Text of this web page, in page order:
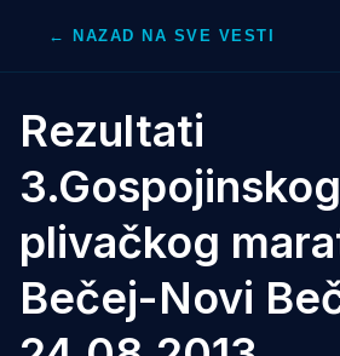
← NAZAD NA SVE VESTI
Rezultati
3.Gospojinskog
plivačkog
Bečej-Novi